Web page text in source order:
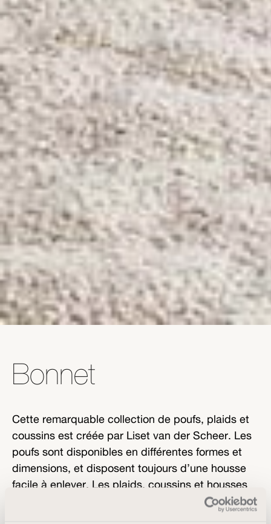
Bonnet
Cette remarquable collection de poufs, plaids et
coussins est créée par Liset van der Scheer. Les
poufs sont disponibles en différentes formes et
dimensions, et disposent toujours d’une housse
facile à enlever. Les plaids, coussins et housses